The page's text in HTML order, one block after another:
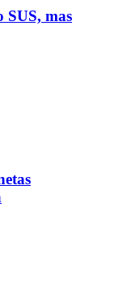
SUS, mas